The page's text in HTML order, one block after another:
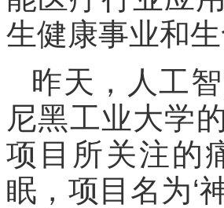
生健康事业和
昨天，人工
尼黑工业大学
项目所关注的
眠，项目名为‘